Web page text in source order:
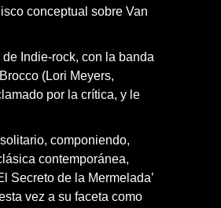
conceptual sobre Van
Indie-rock, con la banda
(Lori Meyers,
por la crítica, y le
componiendo,
contemporánea,
Secreto de la Mermelada’
vez a su faceta como